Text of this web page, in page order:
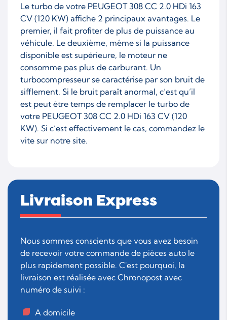
Le turbo de votre PEUGEOT 308 CC 2.0 HDi 163
CV (120 KW) affiche 2 principaux avantages. Le
premier, il fait profiter de plus de puissance au
véhicule. Le deuxième, même si la puissance
disponible est supérieure, le moteur ne
consomme pas plus de carburant. Un
turbocompresseur se caractérise par son bruit de
sifflement. Si le bruit paraît anormal, c’est qu’il
est peut être temps de remplacer le turbo de
votre PEUGEOT 308 CC 2.0 HDi 163 CV (120
KW). Si c’est effectivement le cas, commandez le
vite sur notre site.
Livraison Express
Nous sommes conscients que vous avez besoin
de recevoir votre commande de pièces auto le
plus rapidement possible. C'est pourquoi, la
livraison est réalisée avec Chronopost avec
numéro de suivi :
A domicile